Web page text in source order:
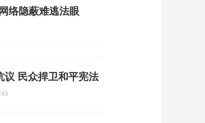
络隐蔽难逃法眼
议 民众捍卫和平宪法